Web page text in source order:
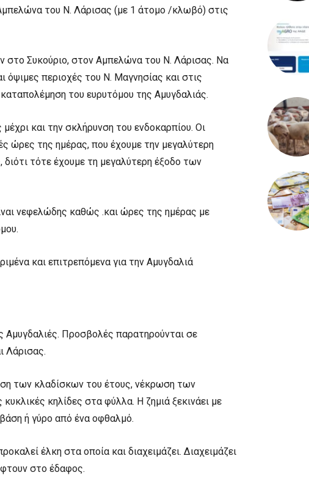
του Ν. Λάρισας (με 1 άτομο /κλωβό) στις
στο Συκούριο, στον Αμπελώνα του Ν. Λάρισας. Να
όψιμες περιοχές του Ν. Μαγνησίας και στις
του ευρυτόμου της Αμυγδαλιάς.
και την σκλήρυνση του ενδοκαρπίου. Οι
ώρες της ημέρας, που έχουμε την μεγαλύτερη
τότε έχουμε τη μεγαλύτερη έξοδο των
νεφελώδης καθώς .και ώρες της ημέρας με
και επιτρεπόμενα για την Αμυγδαλιά
Αμυγδαλιές. Προσβολές παρατηρούνται σε
Λάρισας.
των κλαδίσκων του έτους, νέκρωση των
κηλίδες στα φύλλα. Η ζημιά ξεκινάει με
ή γύρο από ένα οφθαλμό.
έλκη στα οποία και διαχειμάζει. Διαχειμάζει
στο έδαφος.